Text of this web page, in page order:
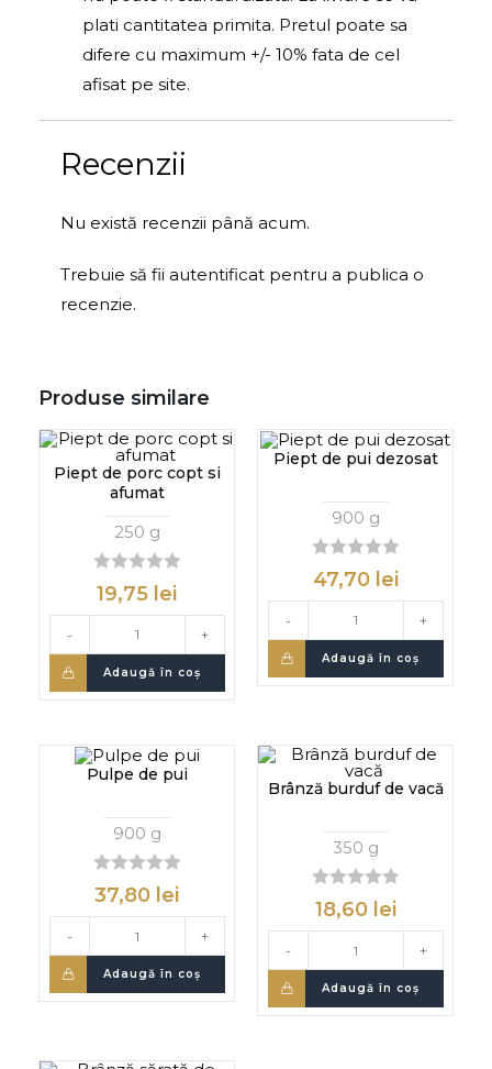
plati cantitatea primita. Pretul poate sa
difere cu maximum +/- 10% fata de cel
afisat pe site.
Recenzii
Nu există recenzii până acum.
Trebuie să fii autentificat pentru a publica o
recenzie.
Produse similare
Piept de porc copt si
afumat
250 g
0
d
i
19,75 lei
- +
Adaugă în coș
Piept de pui dezosat
900 g
0
d
i
47,70 lei
- +
Adaugă în coș
Pulpe de pui
900 g
0
d
i
37,80 lei
- +
Adaugă în coș
Brânză burduf de vacă
350 g
0
d
i
18,60 lei
- +
Adaugă în coș